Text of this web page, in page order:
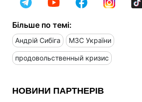
Більше по темі:
Андрій Сибіга МЗС України
продовольственный кризис